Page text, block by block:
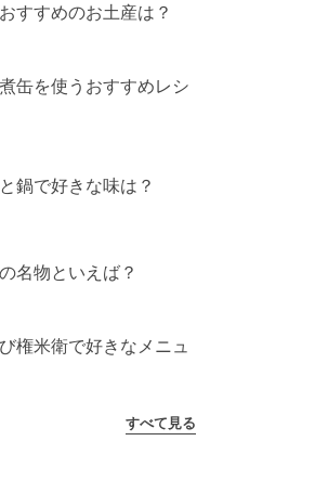
すすめのお土産は？
缶を使うおすすめレシ
鍋で好きな味は？
名物といえば？
権米衛で好きなメニュ
すべて見る